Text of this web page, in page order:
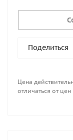
Поделиться
Цена
отличаться от